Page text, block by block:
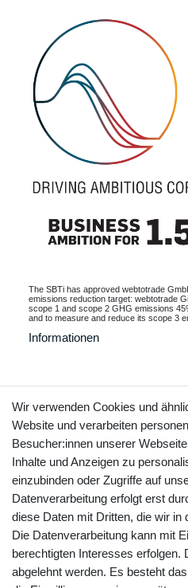
The SBTi has approved webtotrade
emissions reduction target: webtotrade
scope 1 and scope 2 GHG emissions
and to measure and reduce its scope 3
Informationen
Vertrag
YouTube
Wir verwenden Cookies und
Website und verarbeiten
Besucher:innen unserer
Inhalte und Anzeigen zu
einzubinden oder Zugriffe auf
Datenverarbeitung erfolgt erst
diese Daten mit Dritten, die wir in
Die Datenverarbeitung kann mit
berechtigten Interesses erfolgen.
abgelehnt werden. Es besteht